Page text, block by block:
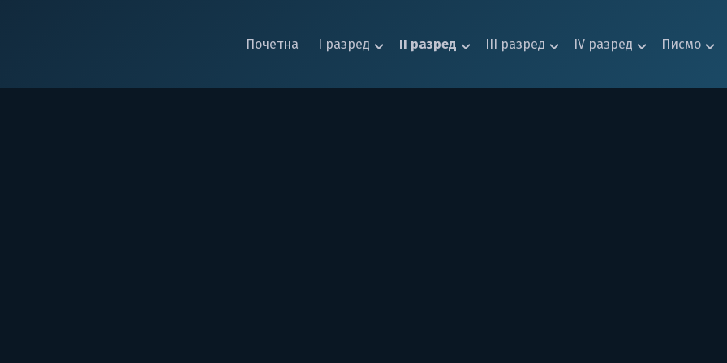
Почетна I разред II разред III разред IV разред Писмо